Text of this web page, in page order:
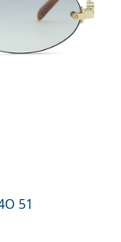
51